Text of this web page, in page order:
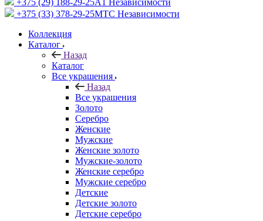
+375 (29) 188-29-25A1 Независимости
+375 (33) 378-29-25МТС Независимости
Коллекция
Каталог
Назад
Каталог
Все украшения
Назад
Все украшения
Золото
Серебро
Женские
Мужские
Женские золото
Мужские-золото
Женские серебро
Мужские серебро
Детские
Детские золото
Детские серебро